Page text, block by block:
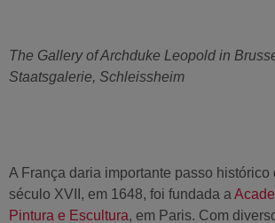
The Gallery of Archduke Leopold in
Staatsgalerie, Schleissheim
A França daria importante passo histórico
século XVII, em 1648, foi fundada a
Pintura e Escultura, em Paris. Com